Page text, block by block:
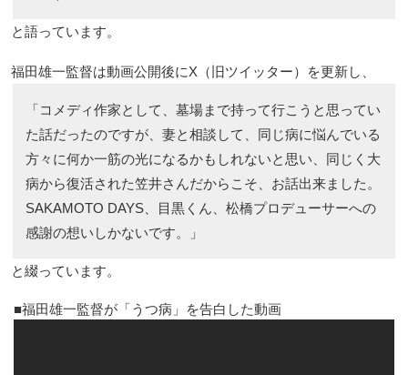
と語っています。
福田雄一監督は動画公開後にX（旧ツイッター）を更新し、
「コメディ作家として、墓場まで持って行こうと思ってい
た話だったのですが、妻と相談して、同じ病に悩んでいる
方々に何か一筋の光になるかもしれないと思い、同じく大
病から復活された笠井さんだからこそ、お話出来ました。
SAKAMOTO DAYS、目黒くん、松橋プロデューサーへの
感謝の想いしかないです。」
と綴っています。
福田雄一監督が「うつ病」を告白した動画